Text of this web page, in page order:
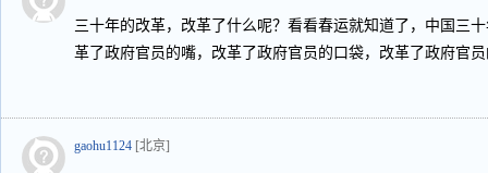
三十年的改革，改革了什么呢？看看春运就知道了，中国三
革了政府官员的嘴，改革了政府官员的口袋，改革了政府官
gaohu1124 [北京]